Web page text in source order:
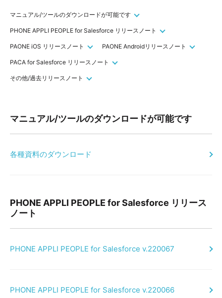
マニュアル/ツールのダウンロードが可能です
PHONE APPLI PEOPLE for Salesforce リリースノート
PAONE iOS リリースノート PAONE Androidリリースノート
PACA for Salesforce リリースノート
その他/過去リリースノート
マニュアル/ツールのダウンロードが可能です
各種資料のダウンロード
PHONE APPLI PEOPLE for Salesforce リリース
ノート
PHONE APPLI PEOPLE for Salesforce v.220067
PHONE APPLI PEOPLE for Salesforce v.220066